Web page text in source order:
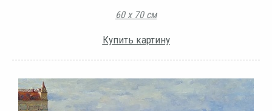
60 х 70 см
Купить картину